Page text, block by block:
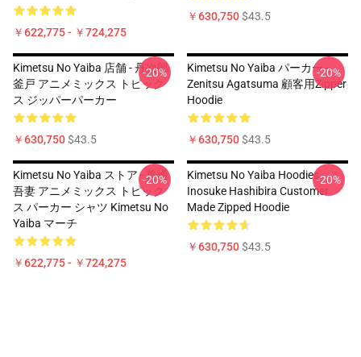
￥622,775 - ￥724,275
￥630,750$43.5
Kimetsu No Yaiba 店舗 - 丹次郎
釜戸 アニメミックス トピック
ス ジッパーパーカー
￥630,750$43.5
-20%
Kimetsu No Yaiba パーカー -
Zenitsu Agatsuma 顧客用Zipper
Hoodie
￥630,750$43.5
-20%
Kimetsu No Yaiba ストア - 善通
吾妻 アニメミックス トピック
ス パーカー シャツ Kimetsu No
Yaiba マーチ
￥622,775 - ￥724,275
-20%
Kimetsu No Yaiba Hoodies -
Inosuke Hashibira Customer
Made Zipped Hoodie
￥630,750$43.5
-20%